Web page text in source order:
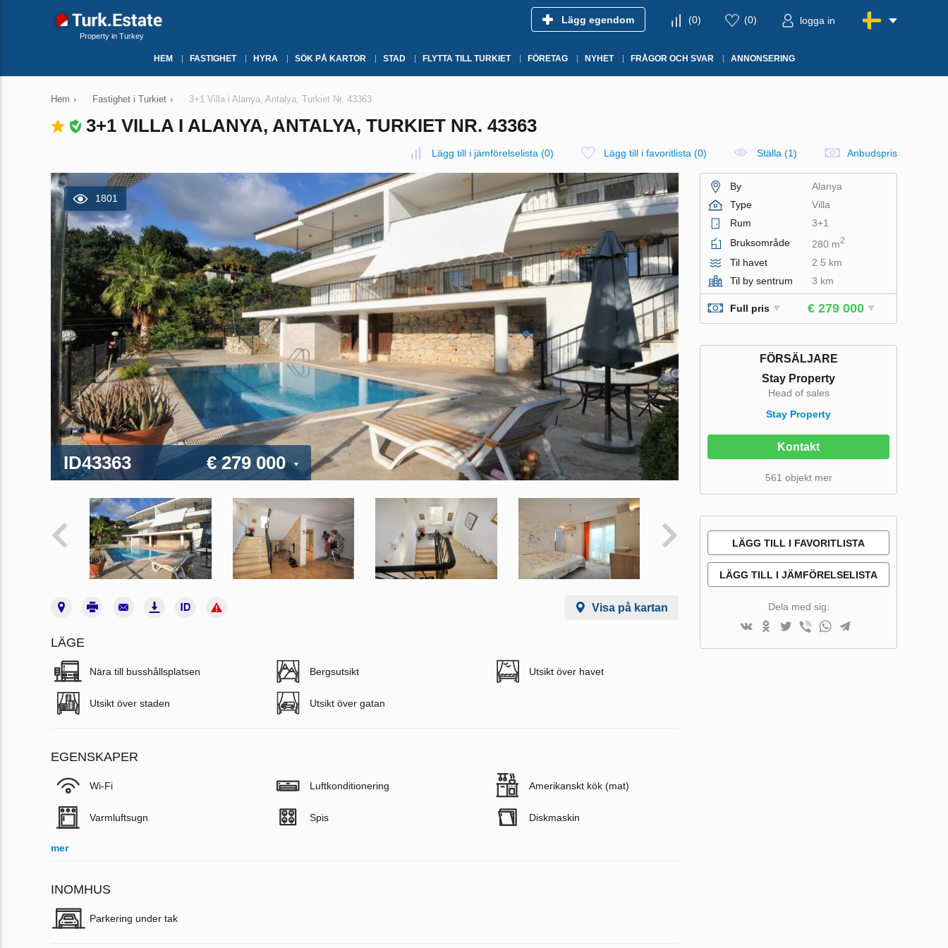
Property in Turkey
Lägg egendom (0) (0) logga in
HEM FASTIGHET HYRA SÖK PÅ KARTOR STAD FLYTTA TILL TURKIET FÖRETAG NYHET FRÅGOR OCH SVAR ANNONSERING
Hem › Fastighet i Turkiet › 3+1 Villa i Alanya, Antalya, Turkiet Nr. 43363
3+1 VILLA I ALANYA, ANTALYA, TURKIET NR. 43363
Lägg till i jämförelselista (0) Lägg till i favoritlista (0) Ställa (1) Anbudspris
1801
ID43363 € 279 000
Visa på kartan
LÄGE
Nära till busshållsplatsen Bergsutsikt Utsikt över havet
Utsikt över staden Utsikt över gatan
EGENSKAPER
Wi-Fi Luftkonditionering Amerikanskt kök (mat)
Varmluftsugn Spis Diskmaskin
mer
INOMHUS
Parkering under tak
By
Alanya
Type
Villa
Rum
3+1
Bruksområde
280 m2
Til havet
2.5 km
Til by sentrum
3 km
Full pris € 279 000
FÖRSÄLJARE
Stay Property
Head of sales
Stay Property
Kontakt
561 objekt mer
LÄGG TILL I FAVORITLISTA
LÄGG TILL I JÄMFÖRELSELISTA
Dela med sig: